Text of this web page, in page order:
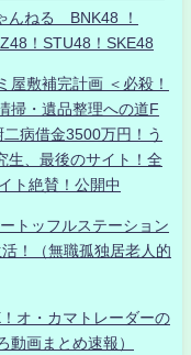
んねる BNK48 ！
！STU48！SKE48
屋敷補完計画 ＜必殺！
掃・遺品整理への道F
病借金3500万円！う
生、最後のサイト！全
ト絶賛！公開中
トッフルステーション
！（無職孤独居老人的
オ・カマトレーダーの
画まとめ速報）